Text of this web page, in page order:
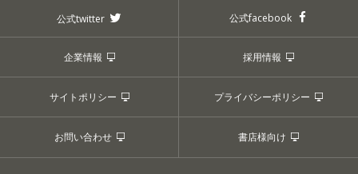
公式twitter 公式facebook
企業情報 採用情報
サイトポリシー プライバシーポリシー
お問い合わせ 書店様向け